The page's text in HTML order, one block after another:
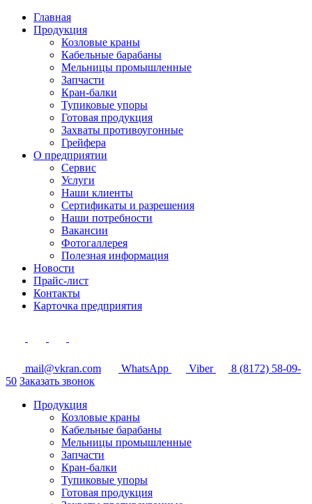
Главная
Продукция
Козловые краны
Кабельные барабаны
Мельницы промышленные
Запчасти
Кран-балки
Тупиковые упоры
Готовая продукция
Захваты противоугонные
Грейфера
О предприятии
Сервис
Услуги
Наши клиенты
Сертификаты и разрешения
Наши потребности
Вакансии
Фотогаллерея
Полезная информация
Новости
Прайс-лист
Контакты
Карточка предприятия
mail@vkran.com WhatsApp Viber
8 (8172) 58-09-
50 Заказать звонок
Продукция
Козловые краны
Кабельные барабаны
Мельницы промышленные
Запчасти
Кран-балки
Тупиковые упоры
Готовая продукция